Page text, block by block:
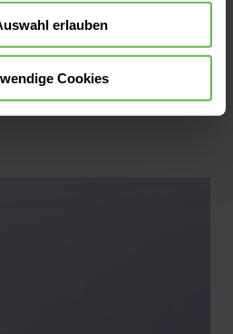
erlauben
Cookies
Hilfe, hochmoderne
Teamarbeit Leben
eindrucksvoll der Fall
in den Helios
einem akuten
auch innerhalb kurzer